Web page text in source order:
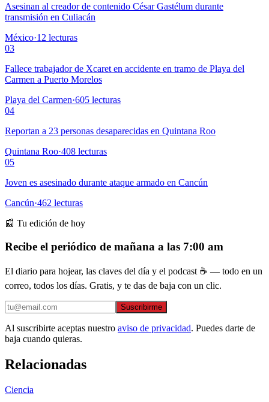
Asesinan al creador de contenido César Gastélum durante
transmisión en Culiacán
México·12 lecturas
03
Fallece trabajador de Xcaret en accidente en tramo de Playa del
Carmen a Puerto Morelos
Playa del Carmen·605 lecturas
04
Reportan a 23 personas desaparecidas en Quintana Roo
Quintana Roo·408 lecturas
05
Joven es asesinado durante ataque armado en Cancún
Cancún·462 lecturas
📰 Tu edición de hoy
Recibe el periódico de mañana a las 7:00 am
El diario para hojear, las claves del día y el podcast ☕ — todo en un
correo, todos los días. Gratis, y te das de baja con un clic.
Suscribirme
Al suscribirte aceptas nuestro aviso de privacidad. Puedes darte de
baja cuando quieras.
Relacionadas
Ciencia